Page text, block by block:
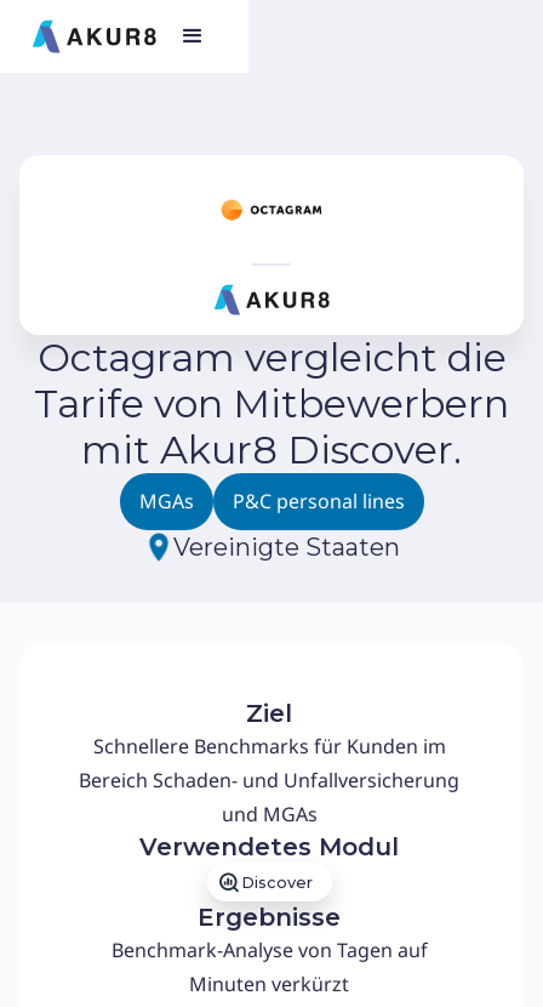
Octagram vergleicht die
Tarife von Mitbewerbern
mit Akur8 Discover.
MGAs P&C personal lines
Vereinigte Staaten
Ziel
Schnellere Benchmarks für Kunden im
Bereich Schaden- und Unfallversicherung
und MGAs
Verwendetes Modul
Discover
Ergebnisse
Benchmark-Analyse von Tagen auf
Minuten verkürzt